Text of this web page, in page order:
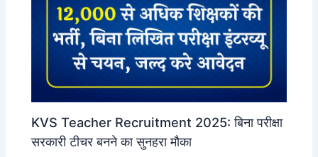
KVS Teacher Recruitment 2025: बिना परीक्षा
सरकारी टीचर बनने का सुनहरा मौका